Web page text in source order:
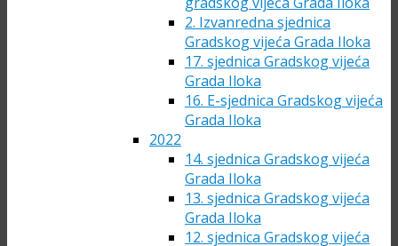
2. Izvanredna sjednica
Gradskog vijeća Grada Iloka
17. sjednica Gradskog vijeća
Grada Iloka
16. E-sjednica Gradskog vijeća
Grada Iloka
2022
14. sjednica Gradskog vijeća
Grada Iloka
13. sjednica Gradskog vijeća
Grada Iloka
12. sjednica Gradskog vijeća